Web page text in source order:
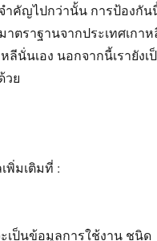
ำคัญไปกว่านั้น การป้องกัน
ราฐานจากประเทศเกาห
ลีนั่นเอง นอกจากนี้เรายังเ
วย
พิ่มเติมที่ :
เป็นข้อมูลการใช้งาน ชนิด